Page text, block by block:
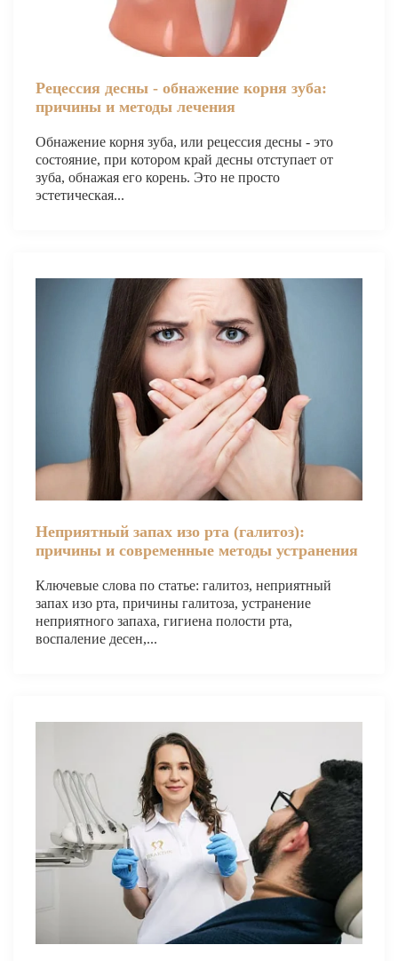
Протезирование All-on-4
Съемные зубные протезы
Бюгельные протезы
Мостовидные протезы
УДАЛЕНИЕ ЗУБОВ
О КЛИНИКЕ
ФОТОГАЛЕРЕЯ
ОФИЦИАЛЬНАЯ ИНФОРМАЦИЯ
ОБОРУДОВАНИЕ
Рецессия десны - обнажение корня зуба:
причины и методы лечения
Обнажение корня зуба, или рецессия десны - это
состояние, при котором край десны отступает от
зуба, обнажая его корень. Это не просто
эстетическая...
Неприятный запах изо рта (галитоз):
причины и современные методы устранения
Ключевые слова по статье: галитоз, неприятный
запах изо рта, причины галитоза, устранение
неприятного запаха, гигиена полости рта,
воспаление десен,...